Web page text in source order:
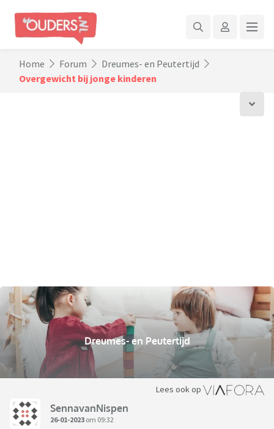
Home Forum
Dreumes- en Peutertijd
Overgewicht bij jonge kinderen
Dreumes- en Peutertijd
Lees ook op
SennavanNispen
26-01-2023 om 09:32